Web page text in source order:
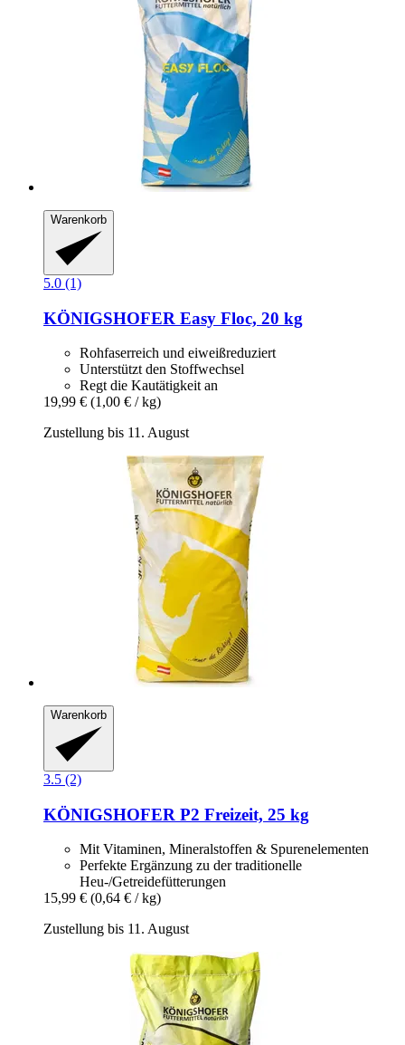
Warenkorb
5.0 (1)
KÖNIGSHOFER Easy Floc, 20 kg
Rohfaserreich und eiweißreduziert
Unterstützt den Stoffwechsel
Regt die Kautätigkeit an
19,99 € (1,00 € / kg)
Zustellung bis 11. August
Warenkorb
3.5 (2)
KÖNIGSHOFER P2 Freizeit, 25 kg
Mit Vitaminen, Mineralstoffen & Spurenelementen
Perfekte Ergänzung zu der traditionelle
Heu-/Getreidefütterungen
15,99 € (0,64 € / kg)
Zustellung bis 11. August